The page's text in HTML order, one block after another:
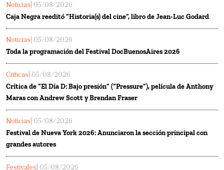
Noticias | 05/08/2026
Caja Negra reeditó “Historia(s) del cine”, libro de Jean-Luc Godard
Noticias | 05/08/2026
Toda la programación del Festival DocBuenosAires 2026
Críticas | 05/08/2026
Crítica de “El Día D: Bajo presión” (“Pressure”), película de Anthony
Maras con Andrew Scott y Brendan Fraser
Noticias | 05/08/2026
Festival de Nueva York 2026: Anunciaron la sección principal con
grandes autores
Festivales | 05/08/2026